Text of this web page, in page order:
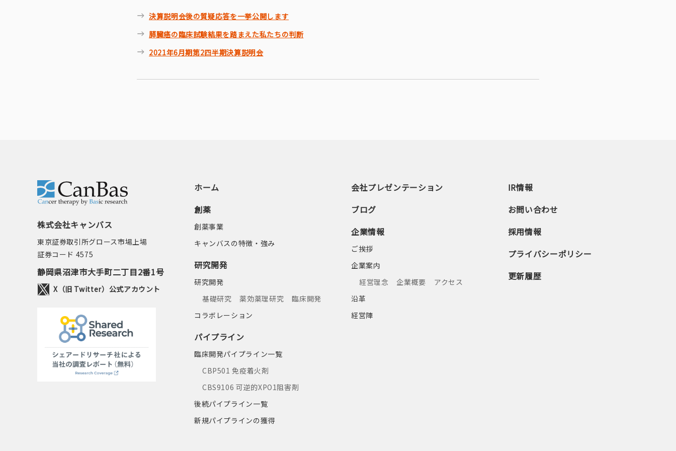
決算説明会後の質疑応答を一挙公開します
膵臓癌の臨床試験結果を踏まえた私たちの判断
2021年6月期第2四半期決算説明会
株式会社キャンバス
東京証券取引所グロース市場上場
証券コード 4575
静岡県沼津市大手町二丁目2番1号
X（旧 Twitter）公式アカウント
ホーム
創薬
創薬事業
キャンバスの特徴・強み
研究開発
研究開発
基礎研究
薬効薬理研究
臨床開発
コラボレーション
パイプライン
臨床開発パイプライン一覧
CBP501 免疫着火剤
CBS9106 可逆的XPO1阻害剤
後続パイプライン一覧
新規パイプラインの獲得
会社プレゼンテーション
ブログ
企業情報
ご挨拶
企業案内
経営理念
企業概要
アクセス
沿革
経営陣
IR情報
お問い合わせ
採用情報
プライバシーポリシー
更新履歴